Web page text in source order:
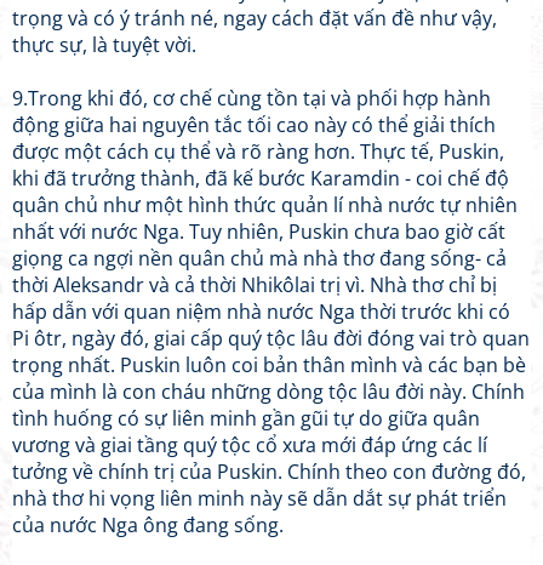
trọng và có ý tránh né, ngay cách đặt vấn đề như vậy,
thực sự, là tuyệt vời.
9.Trong khi đó, cơ chế cùng tồn tại và phối hợp hành
động giữa hai nguyên tắc tối cao này có thể giải thích
được một cách cụ thể và rõ ràng hơn. Thực tế, Puskin,
khi đã trưởng thành, đã kế bước Karamdin - coi chế độ
quân chủ như một hình thức quản lí nhà nước tự nhiên
nhất với nước Nga. Tuy nhiên, Puskin chưa bao giờ cất
giọng ca ngợi nền quân chủ mà nhà thơ đang sống- cả
thời Aleksandr và cả thời Nhikôlai trị vì. Nhà thơ chỉ bị
hấp dẫn với quan niệm nhà nước Nga thời trước khi có
Pi ôtr, ngày đó, giai cấp quý tộc lâu đời đóng vai trò quan
trọng nhất. Puskin luôn coi bản thân mình và các bạn bè
của mình là con cháu những dòng tộc lâu đời này. Chính
tình huống có sự liên minh gần gũi tự do giữa quân
vương và giai tầng quý tộc cổ xưa mới đáp ứng các lí
tưởng về chính trị của Puskin. Chính theo con đường đó,
nhà thơ hi vọng liên minh này sẽ dẫn dắt sự phát triển
của nước Nga ông đang sống.